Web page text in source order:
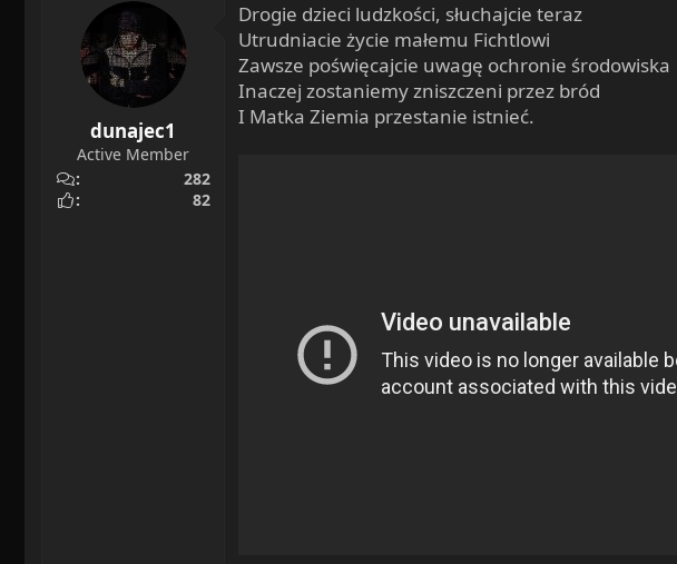
dunajec1
Active Member
282
82
Drogie dzieci ludzkości, słuchajcie teraz
Utrudniacie życie małemu Fichtlowi
Zawsze poświęcajcie uwagę ochronie środowiska
Inaczej zostaniemy zniszczeni przez bród
I Matka Ziemia przestanie istnieć.